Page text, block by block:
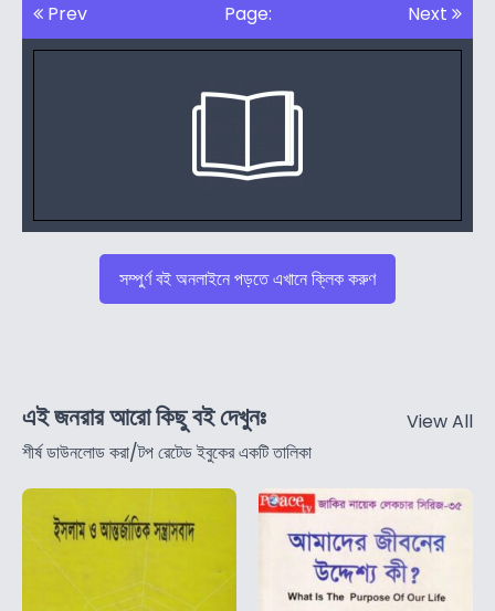
Prev Page: Next
সম্পুর্ণ বই অনলাইনে পড়তে এখানে ক্লিক করুণ
এই জনরার আরো কিছু বই দেখুনঃ
শীর্ষ ডাউনলোড করা/টপ রেটেড ইবুকের একটি তালিকা
View All